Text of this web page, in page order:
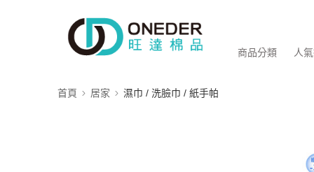
商品分類 人
首頁 居家 濕巾 / 洗臉巾 / 紙手帕